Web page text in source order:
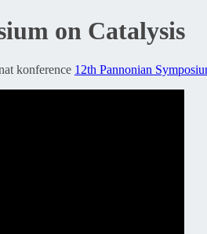
on Catalysis
konference 12th Pannonian